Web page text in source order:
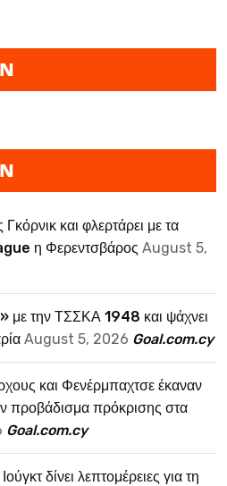
και φλερτάρει με τα
η Φερεντσβάρος August 5,
με την ΤΣΣΚΑ 1948 και ψάχνει
August 5, 2026 Goal.com.cy
και Φενέρμπαχτσε έκαναν
προβάδισμα πρόκρισης στα
Goal.com.cy
δίνει λεπτομέρειες για τη